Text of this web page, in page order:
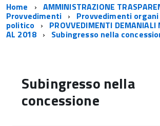
Home AMMINISTRAZIONE
Provvedimenti Provvedimenti
politico PROVVEDIMENTI DEMANIALI
AL 2018 Subingresso nella
Subingresso nella
concessione